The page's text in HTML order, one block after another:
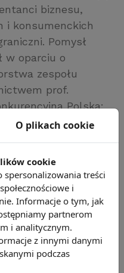
biznesu,
i konsumenckich
Pomysł
w oparciu o
zespołu
prof.
Polska:
lidze
więcej?
O plikach cookie
cookie
treści
i
Informacje o tym, jak
partnerom
i analitycznym.
z innymi danymi
podczas